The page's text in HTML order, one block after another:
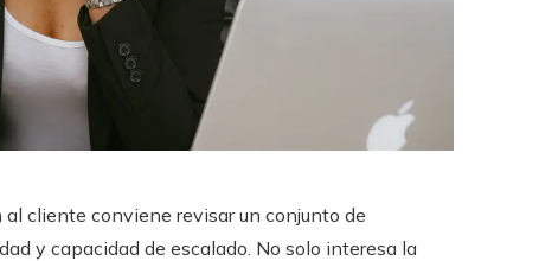
cliente conviene revisar un conjunto de
y capacidad de escalado. No solo interesa la